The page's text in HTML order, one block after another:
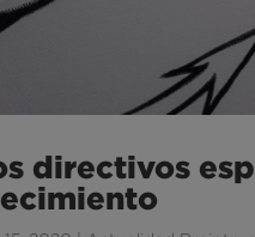
directivos